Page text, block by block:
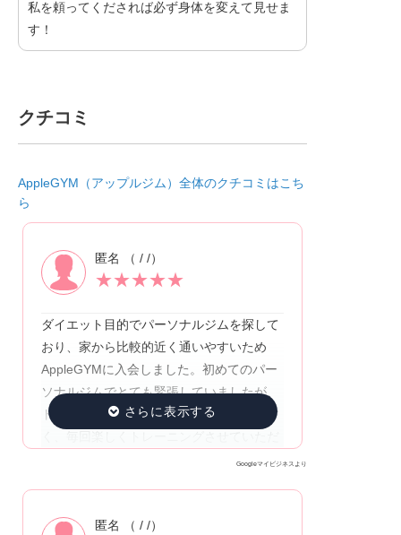
私を頼ってくだされば必ず身体を変えて見せま
す！
クチコミ
AppleGYM（アップルジム）全体のクチコミはこち
ら
匿名 （ / /）
★★★★★
ダイエット目的でパーソナルジムを探して
おり、家から比較的近く通いやすいため
AppleGYMに入会しました。初めてのパー
ソナルジムでとても緊張していましたが、
トレーナーさんはとても気さくで話しやす
いています。1人ではなかなか継続するこ
り、徐々に身体が変化しているのを実感で
Googleマイビジネスより
匿名 （ / /）